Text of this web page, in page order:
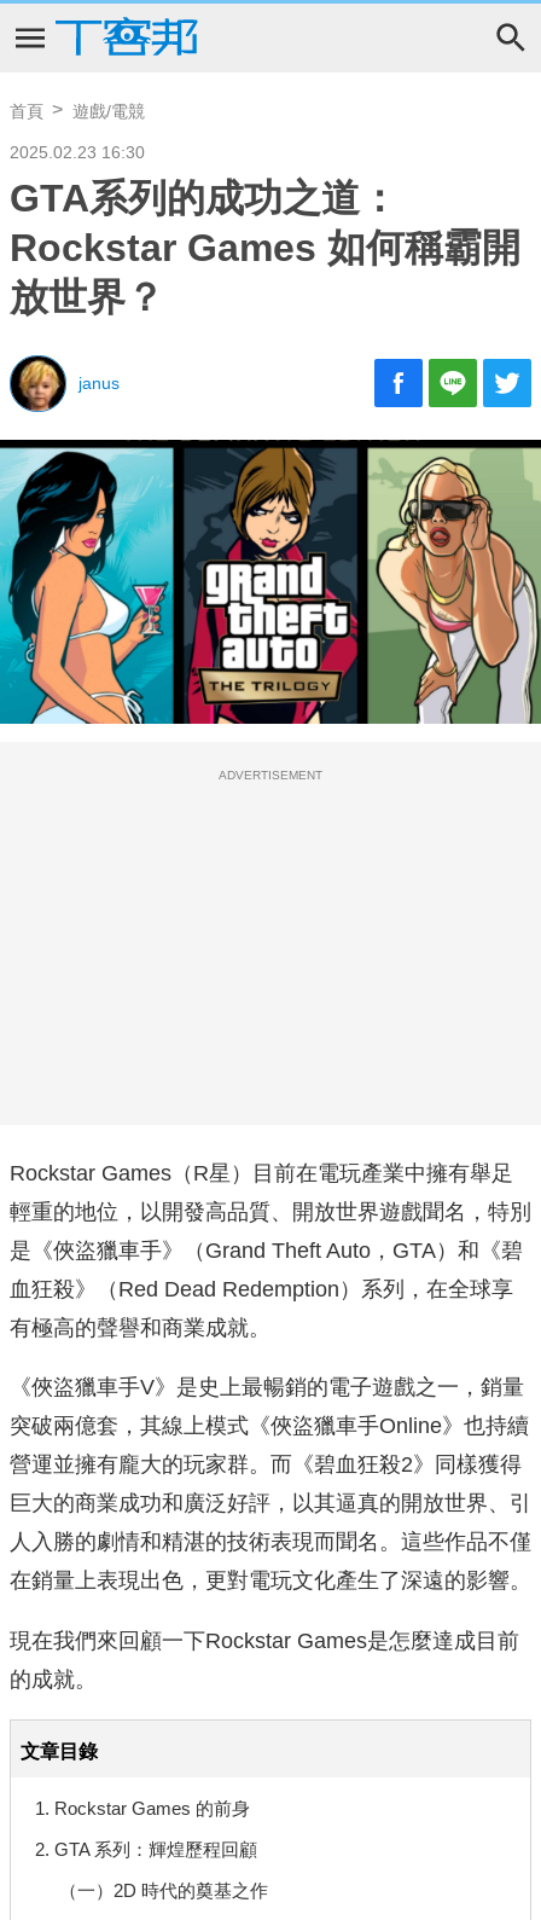
首頁 遊戲/電競
2025.02.23 16:30
GTA系列的成功之道：
Rockstar Games 如何稱霸開
放世界？
janus
ADVERTISEMENT
Rockstar Games（R星）目前在電玩產業中擁有舉足
輕重的地位，以開發高品質、開放世界遊戲聞名，特別
是《俠盜獵車手》（Grand Theft Auto，GTA）和《碧
血狂殺》（Red Dead Redemption）系列，在全球享
有極高的聲譽和商業成就。
《俠盜獵車手V》是史上最暢銷的電子遊戲之一，銷量
突破兩億套，其線上模式《俠盜獵車手Online》也持續
營運並擁有龐大的玩家群。而《碧血狂殺2》同樣獲得
巨大的商業成功和廣泛好評，以其逼真的開放世界、引
人入勝的劇情和精湛的技術表現而聞名。這些作品不僅
在銷量上表現出色，更對電玩文化產生了深遠的影響。
現在我們來回顧一下Rockstar Games是怎麼達成目前
的成就。
文章目錄
1. Rockstar Games 的前身
2. GTA 系列：輝煌歷程回顧
（一）2D 時代的奠基之作